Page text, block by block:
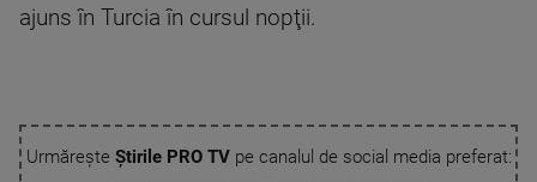
ajuns în Turcia în cursul nopţii.
Urmărește Știrile PRO TVpe canalul de social media preferat: